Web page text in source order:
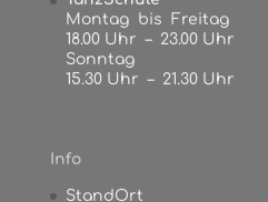
Montag bis Freitag
18.00 Uhr – 23.00 Uhr
Sonntag
15.30 Uhr – 21.30 Uhr
Info
StandOrt